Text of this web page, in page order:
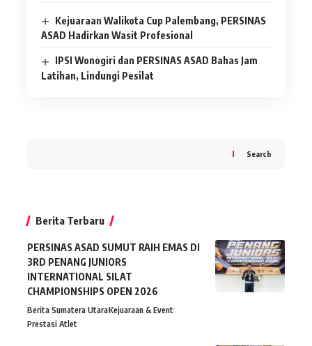
Kejuaraan Walikota Cup Palembang, PERSINAS
ASAD Hadirkan Wasit Profesional
IPSI Wonogiri dan PERSINAS ASAD Bahas Jam
Latihan, Lindungi Pesilat
Search
Berita Terbaru
PERSINAS ASAD SUMUT RAIH EMAS DI
3RD PENANG JUNIORS
INTERNATIONAL SILAT
CHAMPIONSHIPS OPEN 2026
Berita Sumatera UtaraKejuaraan & Event
Prestasi Atlet